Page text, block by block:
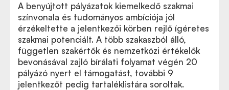
A benyújtott pályázatok kiemelkedő szakmai
színvonala és tudományos ambíciója jól
érzékeltette a jelentkezői körben rejlő ígéretes
szakmai potenciált. A több szakaszból álló,
független szakértők és nemzetközi értékelők
bevonásával zajló bírálati folyamat végén 20
pályázó nyert el támogatást, további 9
jelentkezőt pedig tartaléklistára soroltak.